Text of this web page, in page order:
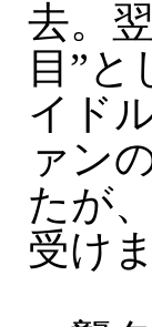
去。
目”
イド
ァン
たが
受け